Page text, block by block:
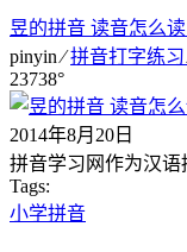
昱的拼音 读音怎么
pinyin ⁄拼音打字练
23738°
2014年8月20日
拼音学习网作为汉
Tags:
小学拼音